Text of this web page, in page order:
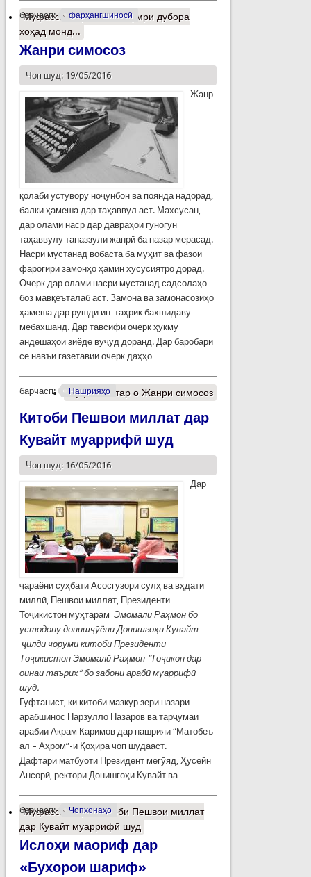
барчасп: фарҳангшиносӣ
Муфассалтаро Аз ман умри дубора
хоҳад монд...
Жанри симосоз
Чоп шуд: 19/05/2016
Жанр
қолаби устувору ноҷунбон ва поянда надорад,
балки ҳамеша дар таҳаввул аст. Махсусан,
дар олами наср дар давраҳои гуногун
таҳаввулу та­наззули жанрӣ ба назар мерасад.
Насри мустанад вобаста ба муҳит ва фазои
фарогири замонҳо ҳамин хусусиятро дорад.
Очерк дар олами насри мустанад садсолаҳо
боз мавқеъталаб аст. Замона ва замонасозиҳо
ҳамеша дар рушди ин таҳрик бахшидаву
мебахшанд. Дар тавсифи очерк ҳукму
андешаҳои зиёде вуҷуд доранд. Дар баробари
се навъи газетавии очерк даҳҳо
барчасп: Нашрияҳо
Муфассалтар о Жанри симосоз
Китоби Пешвои миллат дар
Кувайт муаррифӣ шуд
Чоп шуд: 16/05/2016
Дар
ҷараёни суҳбати Асосгузори сулҳ ва вҳдати
миллӣ, Пешвои миллат, Президенти
Тоҷикистон муҳтарам Эмомалӣ Раҳмон бо
устодону донишҷӯёни Донишгоҳи Кувайт
ҷилди чоруми китоби Президенти
Тоҷикистон Эмомалӣ Раҳмон “Тоҷикон дар
оинаи таърих” бо забони арабӣ муаррифӣ
шуд.
Гуфтанист, ки китоби мазкур зери назари
арабшинос Нарзулло Назаров ва тарҷумаи
арабии Акрам Каримов дар нашрияи “Матобеъ
ал – Аҳром”-и Қоҳира чоп шудааст.
Дафтари матбуоти Президент мегӯяд, Ҳусейн
Ансорӣ, ректори Донишгоҳи Кувайт ва
барчасп: Чопхонаҳо
Муфассалтаро Китоби Пешвои миллат
дар Кувайт муаррифӣ шуд
Ислоҳи маориф дар
«Бухорои шариф»